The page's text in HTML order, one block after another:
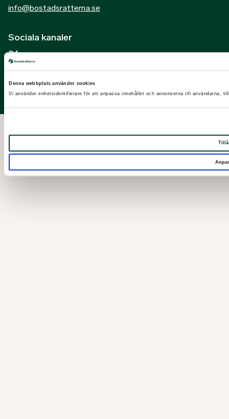
Denna webbplats använder cookies
Vi använder enhetsidentifierare för att anpassa innehållet och annonserna till användarna,
info@bostadsratterna.se
Sociala kanaler
X
Facebook
LinkedIn